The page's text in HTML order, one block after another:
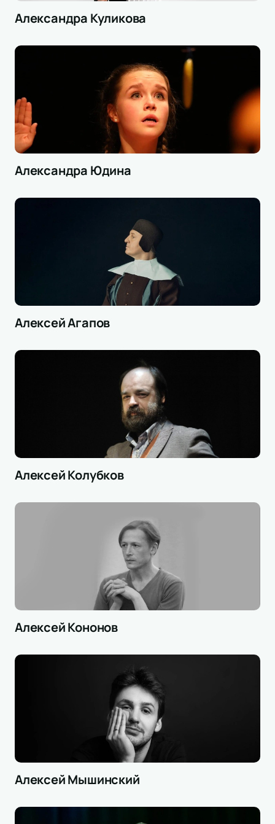
Александра Куликова
Александра Юдина
Алексей Агапов
Алексей Колубков
Алексей Кононов
Алексей Мышинский